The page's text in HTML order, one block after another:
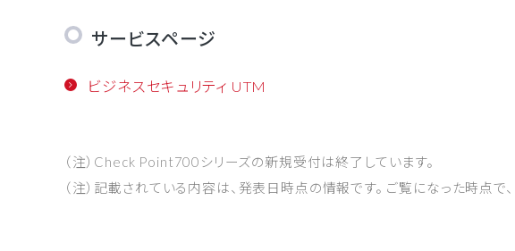
サービスページ
ビジネスセキュリティ UTM
（注）Check Point700シリーズの新規受付は終了しています。
（注）記載されている内容は、発表日時点の情報です。 ご覧になった時点